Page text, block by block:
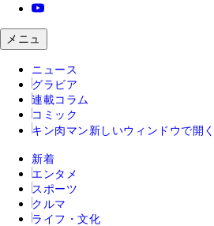
メニュ
ニュース
グラビア
連載コラム
コミック
キン肉マン 新しいウィンドウで開く
新着
エンタメ
スポーツ
クルマ
ライフ・文化